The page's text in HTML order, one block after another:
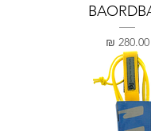
מחיר‏280.00 ‏₪